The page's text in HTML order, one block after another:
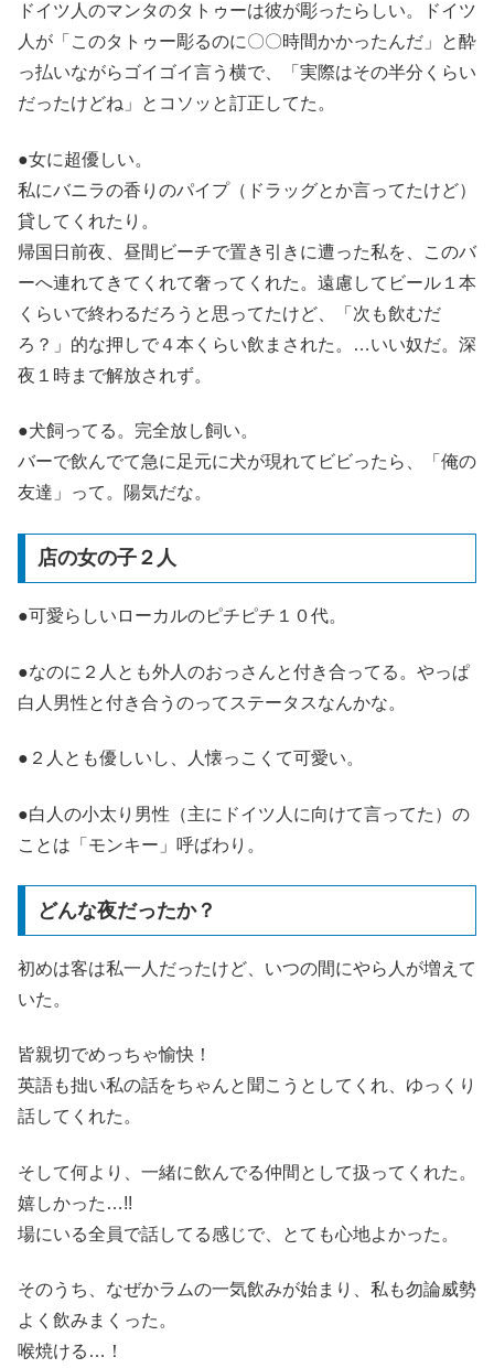
ドイツ人のマンタのタトゥーは彼が彫ったらしい。ドイツ
人が「このタトゥー彫るのに〇〇時間かかったんだ」と酔
っ払いながらゴイゴイ言う横で、「実際はその半分くらい
だったけどね」とコソッと訂正してた。
●女に超優しい。
私にバニラの香りのパイプ（ドラッグとか言ってたけど）
貸してくれたり。
帰国日前夜、昼間ビーチで置き引きに遭った私を、このバ
ーへ連れてきてくれて奢ってくれた。遠慮してビール１本
くらいで終わるだろうと思ってたけど、「次も飲むだ
ろ？」的な押しで４本くらい飲まされた。…いい奴だ。深
夜１時まで解放されず。
●犬飼ってる。完全放し飼い。
バーで飲んでて急に足元に犬が現れてビビったら、「俺の
友達」って。陽気だな。
店の女の子２人
●可愛らしいローカルのピチピチ１０代。
●なのに２人とも外人のおっさんと付き合ってる。やっぱ
白人男性と付き合うのってステータスなんかな。
●２人とも優しいし、人懐っこくて可愛い。
●白人の小太り男性（主にドイツ人に向けて言ってた）の
ことは「モンキー」呼ばわり。
どんな夜だったか？
初めは客は私一人だったけど、いつの間にやら人が増えて
いた。
皆親切でめっちゃ愉快！
英語も拙い私の話をちゃんと聞こうとしてくれ、ゆっくり
話してくれた。
そして何より、一緒に飲んでる仲間として扱ってくれた。
嬉しかった…!!
場にいる全員で話してる感じで、とても心地よかった。
そのうち、なぜかラムの一気飲みが始まり、私も勿論威勢
よく飲みまくった。
喉焼ける…！